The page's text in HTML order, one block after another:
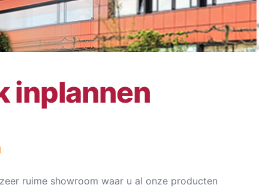
inplannen
ruime showroom waar u al onze producten